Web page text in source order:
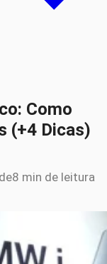
Como
(+4 Dicas)
8 min de leitura